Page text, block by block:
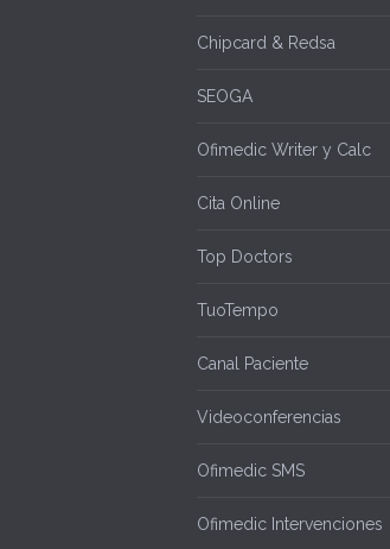
Chipcard & Redsa
SEOGA
Ofimedic Writer y Calc
Cita Online
Top Doctors
TuoTempo
Canal Paciente
Videoconferencias
Ofimedic SMS
Ofimedic Intervenciones